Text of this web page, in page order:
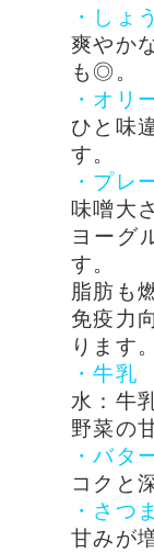
・ しょ
爽やか
も◎。
・オリ
ひと味
す。
・プレ
味噌大
ヨーグ
す。
脂肪も
免疫力
ります。
・牛乳
水：牛
野菜の
・バタ
コクと
・さつ
甘みが